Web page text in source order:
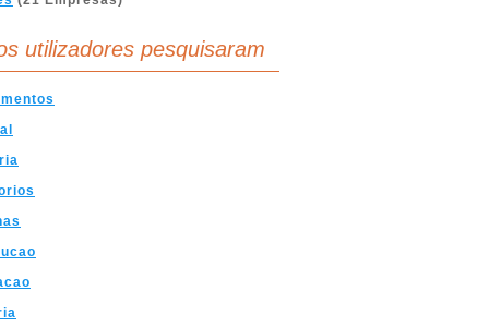
utilizadores pesquisaram